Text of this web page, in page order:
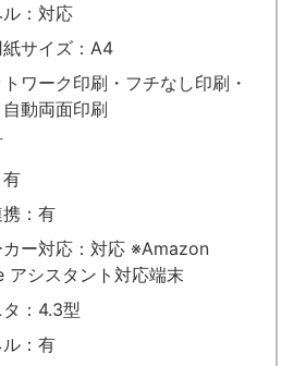
：対応
サイズ：A4
ワーク印刷・フチなし印刷・
動両面印刷
：有
カー対応：対応 ※Amazon
シスタント対応端末
：4.3型
：有